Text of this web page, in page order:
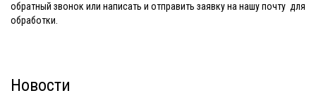
обратный звонок или написать и отправить заявку на нашу почту для
обработки.
Новости